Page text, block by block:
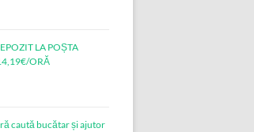
LA POȘTA
ORĂ
caută bucătar și ajutor